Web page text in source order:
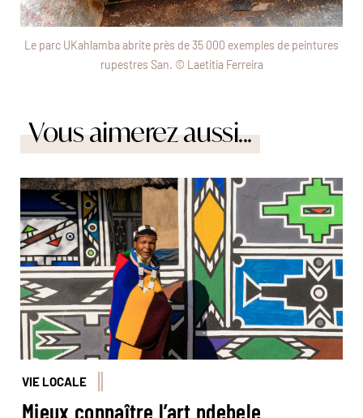
Le parc UKahlamba abrite près de 35 000 exemples de peintures
rupestres San. © Laetitia Ferreira
Vous aimerez aussi...
© Bleyer/FRIEDRICHSMEIER ARCHIVE,
FRIEDRICHSMEIER/Alamy/Hemis
VIE LOCALE
Mieux connaître l’art ndebele